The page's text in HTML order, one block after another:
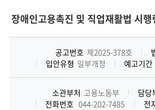
장애인고용촉진 및 직업재활법 시
공고번호 제2025-378호
입안유형 일부개정 예고기간
소관부처 고용노동부 담당
전화번호 044-202-7485 전